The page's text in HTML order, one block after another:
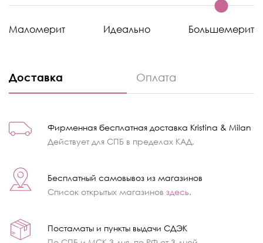
Маломерит Идеально Большемерит
Доставка Оплата
Фирменная бесплатная доставка Kristina & Milan
Действует для СПБ в пределах КАД.
Бесплатный самовывоз из магазинов
Список открытых магазинов здесь.
Постаматы и пункты выдачи СДЭК